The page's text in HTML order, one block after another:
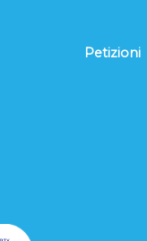
Petizioni